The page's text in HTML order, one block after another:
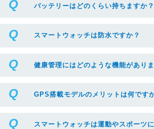
バッテリーはどのくらい持ちますか？
スマートウォッチは防水ですか？
健康管理にはどのような機能があり
GPS搭載モデルのメリットは何です
スマートウォッチは運動やスポーツ